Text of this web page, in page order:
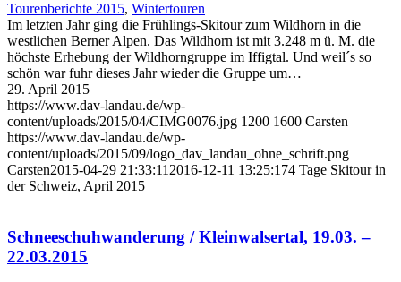
Tourenberichte 2015, Wintertouren
Im letzten Jahr ging die Frühlings-Skitour zum Wildhorn in die
westlichen Berner Alpen. Das Wildhorn ist mit 3.248 m ü. M. die
höchste Erhebung der Wildhorngruppe im Iffigtal. Und weil´s so
schön war fuhr dieses Jahr wieder die Gruppe um…
29. April 2015
https://www.dav-landau.de/wp-
content/uploads/2015/04/CIMG0076.jpg 1200 1600 Carsten
https://www.dav-landau.de/wp-
content/uploads/2015/09/logo_dav_landau_ohne_schrift.png
Carsten2015-04-29 21:33:11 2016-12-11 13:25:174 Tage Skitour in
der Schweiz, April 2015
Schneeschuhwanderung / Kleinwalsertal, 19.03. –
22.03.2015